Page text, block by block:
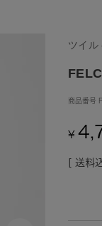
ツイル
商品番号
¥
送料